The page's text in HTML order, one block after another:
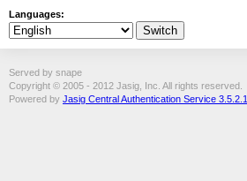
Languages:
Served by snape
Copyright © 2005 - 2012 Jasig, Inc. All rights reserved.
Powered by Jasig Central Authentication Service 3.5.2.1